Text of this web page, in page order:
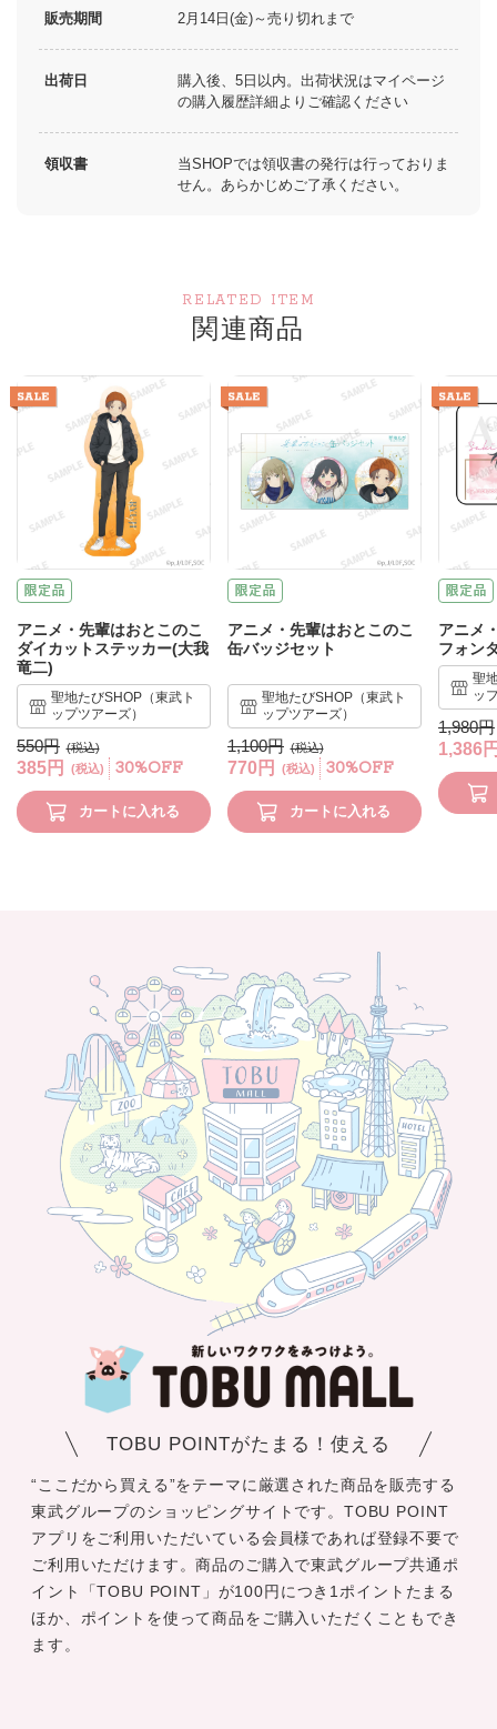
販売期間 2月14日(金)～売り切れまで
出荷日
購入後、5日以内。出荷状況はマイページ
の購入履歴詳細よりご確認ください
領収書
当SHOPでは領収書の発行は行っておりま
せん。あらかじめご了承ください。
RELATED ITEM
関連商品
アニメ・先輩はおとこのこ
ダイカットステッカー(大我
竜二)
聖地たびSHOP（東武ト
ップツアーズ）
550円
30%OFF
385円
カートに入れる
アニメ・先輩はおとこのこ
缶バッジセット
聖地たびSHOP（東武ト
ップツアーズ）
1,100円
30%OFF
770円
カートに入れる
アニメ
フォン
聖
ッ
1,980円
1,386
TOBU POINTがたまる！使える
“ここだから買える”をテーマに厳選された商品を販売する
東武グループのショッピングサイトです。TOBU POINT
アプリをご利用いただいている会員様であれば登録不要で
ご利用いただけます。商品のご購入で東武グループ共通ポ
イント「TOBU POINT」が100円につき1ポイントたまる
ほか、ポイントを使って商品をご購入いただくこともでき
ます。